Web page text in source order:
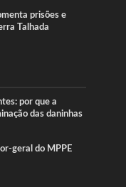
prisões e
Talhada
por que a
das daninhas
geral do MPPE